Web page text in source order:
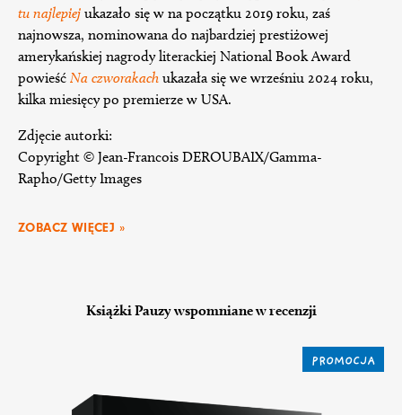
tu najlepiej ukazało się w na początku 2019 roku, zaś
najnowsza, nominowana do najbardziej prestiżowej
amerykańskiej nagrody literackiej National Book Award
powieść Na czworakach ukazała się we wrześniu 2024 roku,
kilka miesięcy po premierze w USA.
Zdjęcie autorki:
Copyright © Jean-Francois DEROUBAIX/Gamma-
Rapho/Getty Images
ZOBACZ WIĘCEJ »
Książki Pauzy wspomniane w recenzji
PROMOCJA